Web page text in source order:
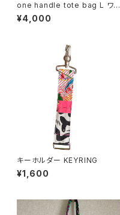
one handle tote bag L ワン
ハンドル トートバッグ f
¥4,000
キーホルダー KEYRING
¥1,600